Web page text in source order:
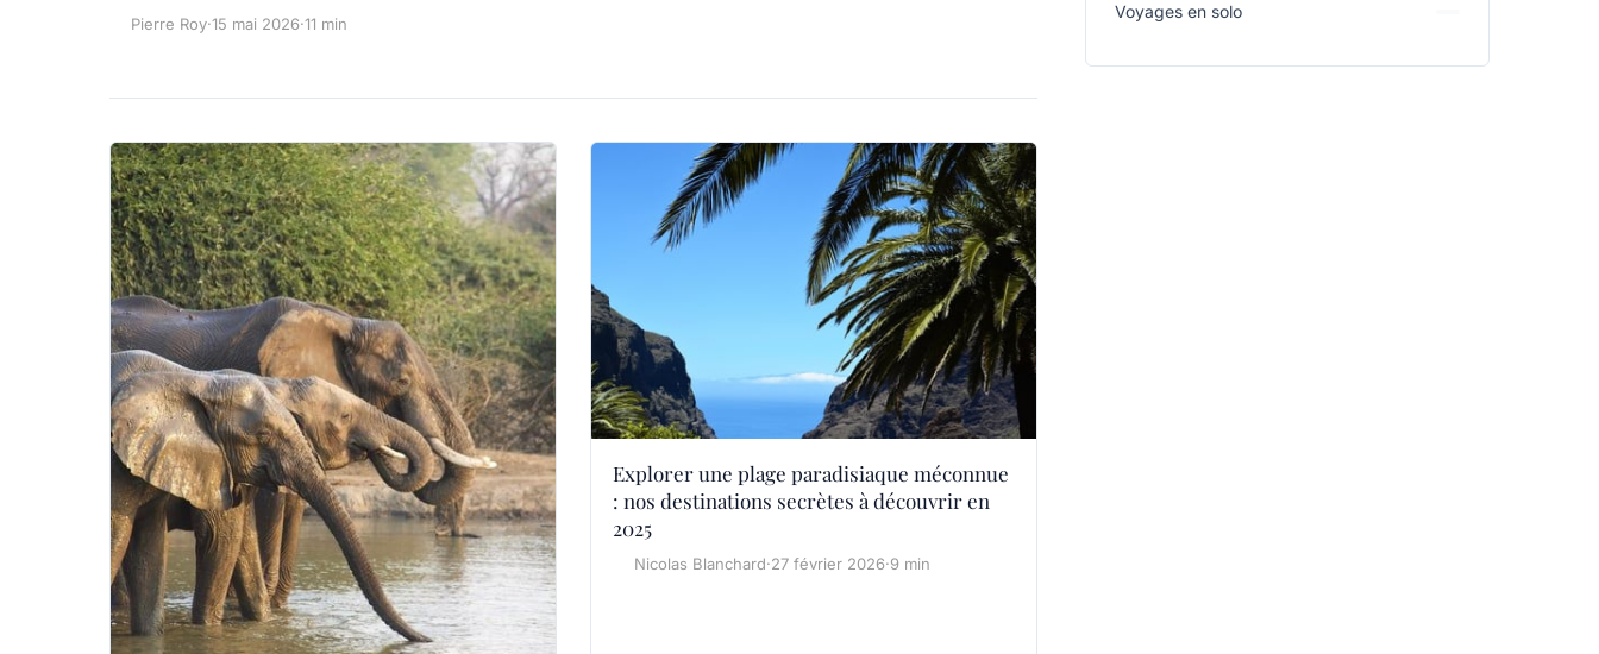
Pierre Roy·15 mai 2026·11 min
Explorer une plage paradisiaque méconnue
: nos destinations secrètes à découvrir en
2025
Nicolas Blanchard·27 février 2026·9 min
Voyages en solo